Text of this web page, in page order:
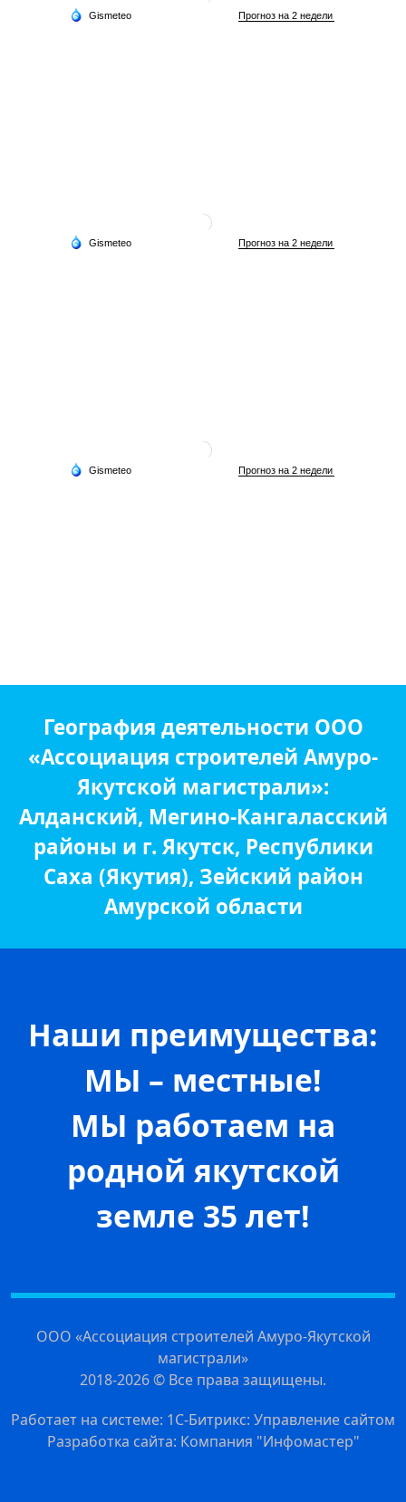
География деятельности ООО
«Ассоциация строителей Амуро-
Якутской магистрали»:
Алданский, Мегино-Кангаласский
районы и г. Якутск, Республики
Саха (Якутия), Зейский район
Амурской области
Наши преимущества:
МЫ – местные!
МЫ работаем на
родной якутской
земле 35 лет!
ООО «Ассоциация строителей Амуро-Якутской
магистрали»
2018-2026 © Все права защищены.
Работает на системе: 1С-Битрикс: Управление сайтом
Разработка сайта: Компания "Инфомастер"